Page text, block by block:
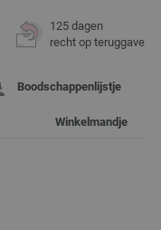
125 dagen
recht op teruggave
Boodschappenlijstje
Winkelmandje